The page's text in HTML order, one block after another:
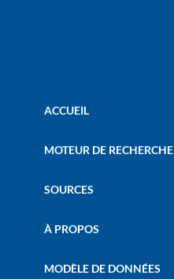
ACCUEIL
MOTEUR DE RECHERCHE
SOURCES
À PROPOS
MODÈLE DE DONNÉES